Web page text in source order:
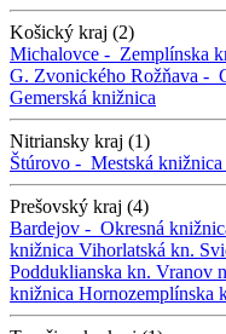
Košický kraj (2)
Michalovce - Zemplínska
G. Zvonického Rožňava -
Gemerská knižnica
Nitriansky kraj (1)
Štúrovo - Mestská knižnica
Prešovský kraj (4)
Bardejov - Okresná
knižnica Vihorlatská kn.
Podduklianska kn. Vranov
knižnica Hornozemplínska